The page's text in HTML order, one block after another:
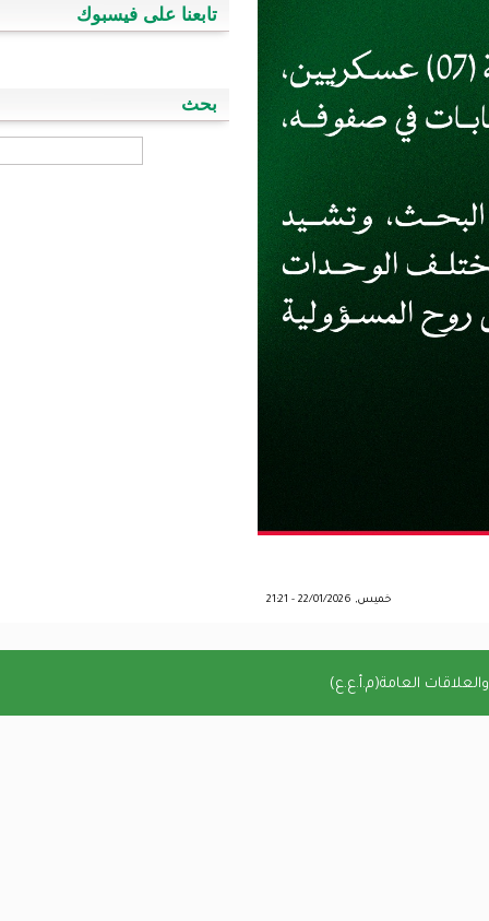
تابعنا على فيسبوك
بحث
‏بحث ‏